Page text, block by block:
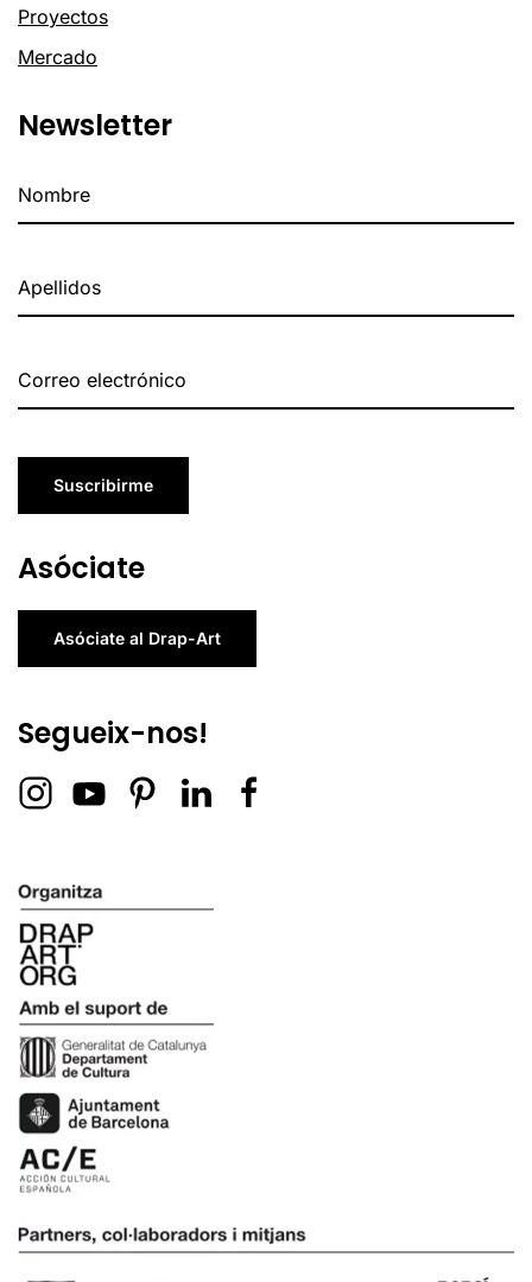
Proyectos
Mercado
Newsletter
Suscribirme
Asóciate
Asóciate al Drap-Art
Segueix-nos!